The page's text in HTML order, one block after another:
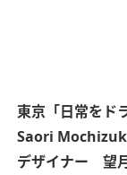
東京 「日常を
Saori
デザイナー 望